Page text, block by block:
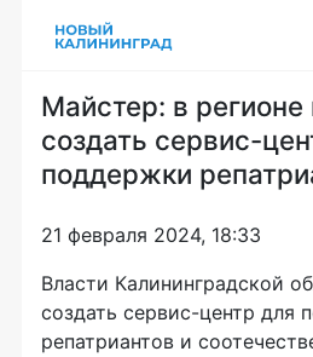
Майстер: в
создать сервис-
поддержки
21 февраля 2024, 18:33
Власти Калининградской
создать сервис-центр для
репатриантов и